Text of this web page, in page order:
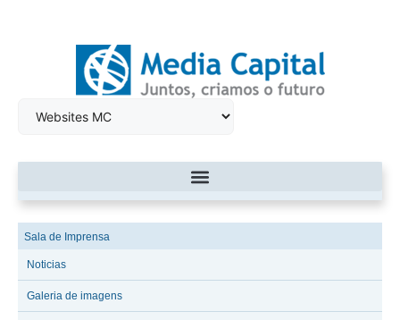
Sala de Imprensa
Noticias
Galeria de imagens